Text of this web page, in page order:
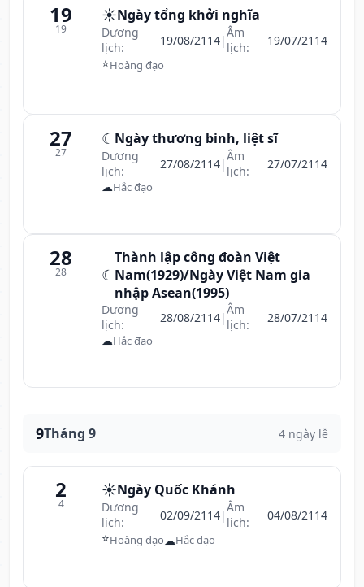
19
19
☀️Ngày tổng khởi nghĩa
Dương
lịch:
19/08/2114|Âm
lịch:
19/07/2114
⭐Hoàng đạo
27
27
☾ Ngày thương binh, liệt sĩ
Dương
lịch:
27/08/2114|Âm
lịch:
27/07/2114
☁Hắc đạo
28
28 ☾
Thành lập công đoàn Việt
Nam(1929)/Ngày Việt Nam gia
nhập Asean(1995)
Dương
lịch:
28/08/2114|Âm
lịch:
28/07/2114
☁Hắc đạo
9Tháng 9 4 ngày lễ
2
4
☀️Ngày Quốc Khánh
Dương
lịch:
02/09/2114|Âm
lịch:
04/08/2114
⭐Hoàng đạo☁Hắc đạo